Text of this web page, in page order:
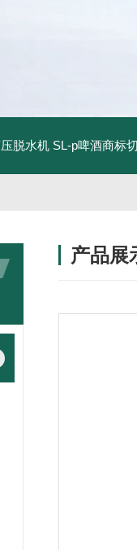
脱水机 SL-p啤酒商标
产品展